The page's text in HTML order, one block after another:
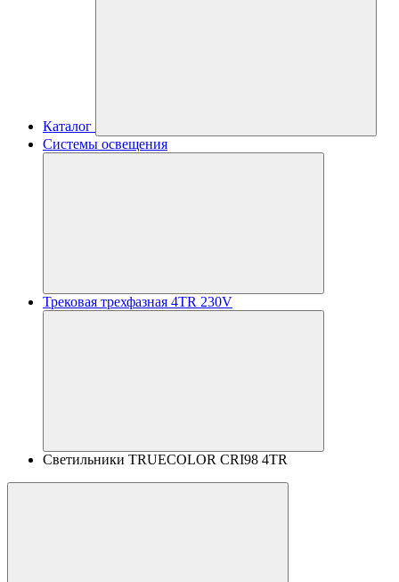
Каталог
Системы освещения
Трековая трехфазная 4TR 230V
Светильники TRUECOLOR CRI98 4TR